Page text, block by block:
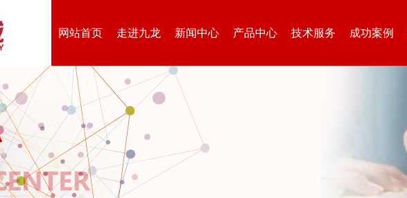
网站首页 走进九龙 新闻中心 产品中心 技术服务 成功案例
轮胎粉碎机 废钢破碎机 模板破碎机
建筑垃圾处理设备... 金属压块破碎机